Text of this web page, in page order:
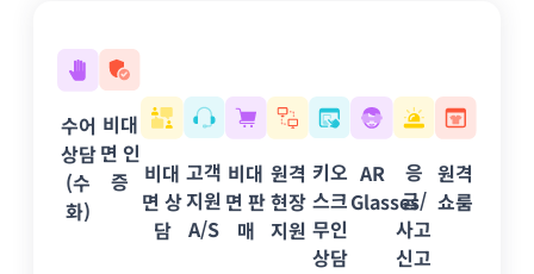
수어
상담
(수
화)
비대
면 인
증
비대
면 상
담
고객
지원
A/S
비대
면 판
매
원격
현장
지원
키오
스크
무인
상담
AR
Glasses
응
급/
사고
신고
원격
쇼룸